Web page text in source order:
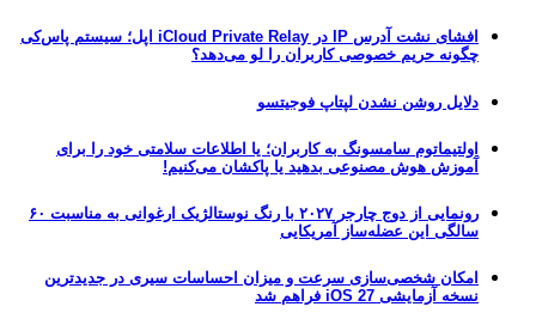
افشای نشت آدرس IP در iCloud Private Relay اپل؛ سیستم پاس‌کی
چگونه حریم خصوصی کاربران را لو می‌دهد؟
دلایل روشن نشدن لپتاپ فوجیتسو
اولتیماتوم سامسونگ به کاربران؛ یا اطلاعات سلامتی خود را برای
آموزش هوش مصنوعی بدهید یا پاکشان می‌کنیم!
رونمایی از دوج چارجر ۲۰۲۷ با رنگ نوستالژیک ارغوانی به مناسبت ۶۰
سالگی این عضله‌ساز آمریکایی
امکان شخصی‌سازی سرعت و میزان احساسات سیری در جدیدترین
نسخه آزمایشی iOS 27 فراهم شد